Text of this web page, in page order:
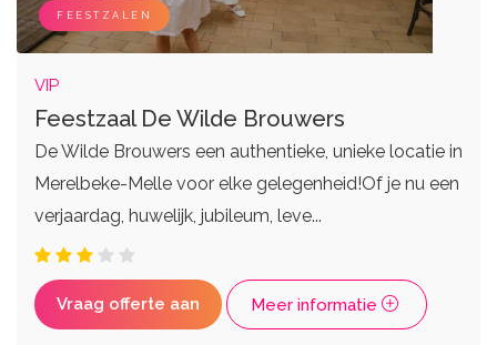
Live bands
Ceremoniemeesters
FEESTZALEN
VIP
Feestzaal De Wilde Brouwers
De Wilde Brouwers een authentieke, unieke locatie in
Merelbeke-Melle voor elke gelegenheid!Of je nu een
verjaardag, huwelijk, jubileum, leve...
Vraag offerte aan Meer informatie